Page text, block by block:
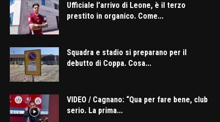
Ufficiale l’arrivo di Leone, è il terzo
prestito in organico. Come...
Squadra e stadio si preparano per il
debutto di Coppa. Cosa...
VIDEO / Cagnano: “Qua per fare bene, club
serio. La prima...